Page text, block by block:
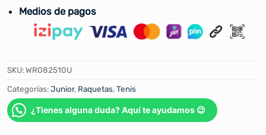
Medios de pagos
SKU:WR082510U
Categorías:Junior, Raquetas,Tenis
¿Tienes alguna duda? Aquí te ayudamos 😉